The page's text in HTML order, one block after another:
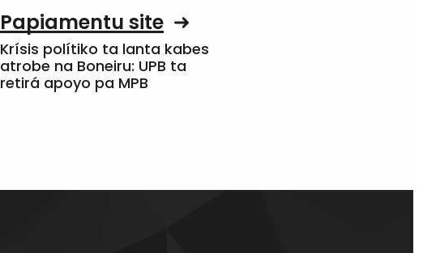
Papiamentu site
Krísis polítiko ta lanta kabes
atrobe na Boneiru: UPB ta
retirá apoyo pa MPB